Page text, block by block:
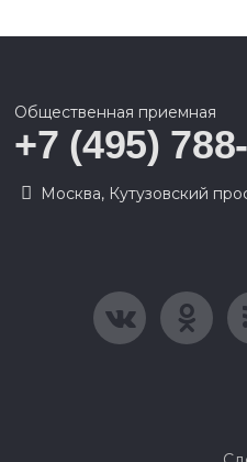
Общественная приемная
+7 (495)
Москва, Кутузовский